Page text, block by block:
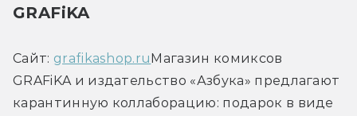
GRAFiKA
Сайт: grafikashop.ruМагазин комиксов
GRAFiKA и издательство «Азбука» предлагают
карантинную коллаборацию: подарок в виде